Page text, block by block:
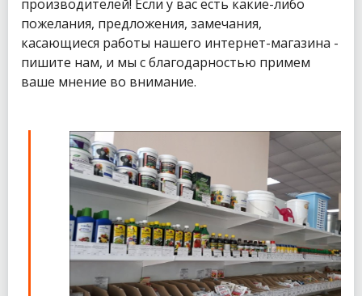
производителей! Если у вас есть какие-либо
пожелания, предложения, замечания,
касающиеся работы нашего интернет-магазина -
пишите нам, и мы с благодарностью примем
ваше мнение во внимание.